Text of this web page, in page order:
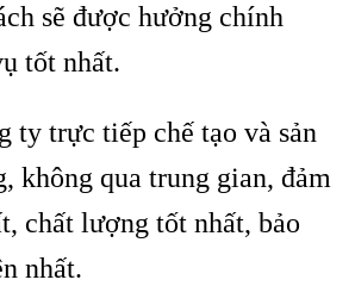
sẽ được hưởng chính
tốt nhất.
ty trực tiếp chế tạo và sản
không qua trung gian, đảm
chất lượng tốt nhất, bảo
nhất.